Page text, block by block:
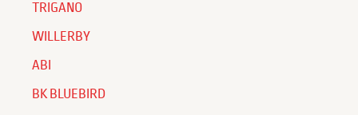
TRIGANO
WILLERBY
ABI
BK BLUEBIRD